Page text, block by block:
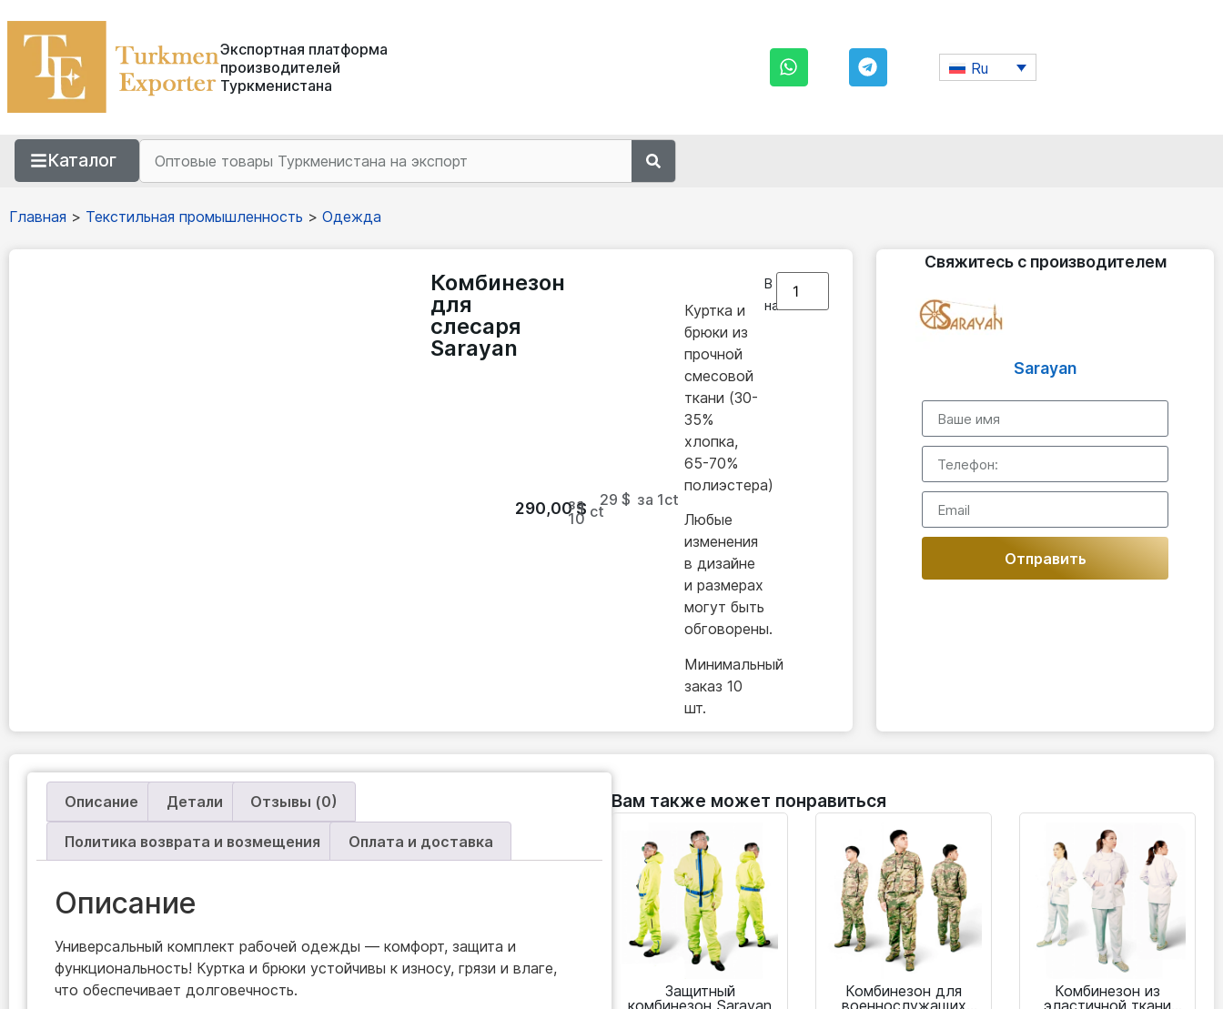
Экспортная платформа
производителей
Туркменистана
Ru
Каталог
Главная > Текстильная промышленность > Одежда
Комбинезон
для
слесаря
Sarayan
290,00$
за
10 ct
29 $ за 1ct
Куртка и
брюки из
прочной
смесовой
ткани (30-
35%
хлопка,
65-70%
полиэстера)
Любые
изменения
в дизайне
и размерах
могут быть
обговорены.
Минимальный
заказ 10
шт.
В
наличии
Свяжитесь с производителем
Sarayan
Отправить
Описание Детали Отзывы (0)
Политика возврата и возмещения Оплата и доставка
Описание
Универсальный комплект рабочей одежды — комфорт, защита и
функциональность! Куртка и брюки устойчивы к износу, грязи и влаге,
что обеспечивает долговечность.
Вам также может понравиться
Защитный
Комбинезон для
Комбинезон из